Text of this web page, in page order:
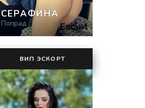
СЕРАФИНА
Попрад 25
ВИП ЭСКОРТ